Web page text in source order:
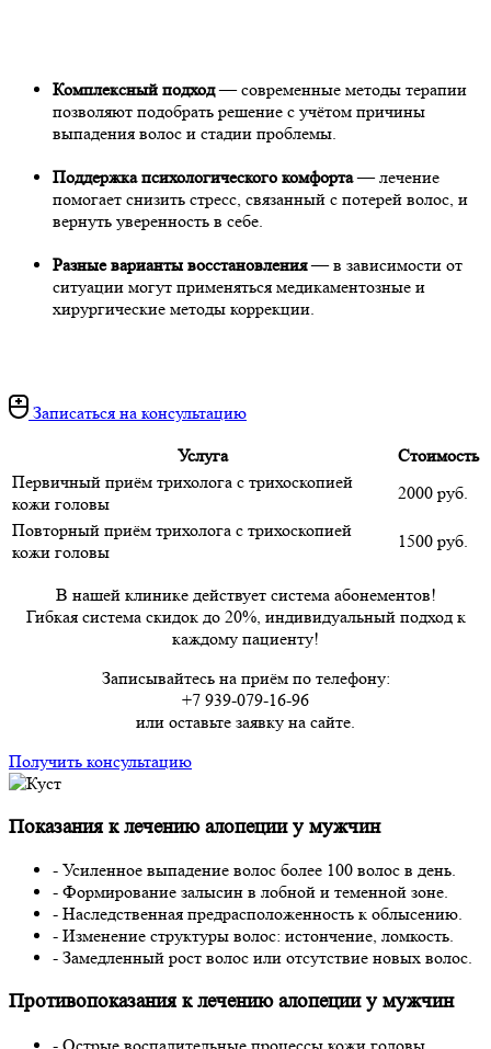
Комплексный подход— современные методы терапии
позволяют подобрать решение с учётом причины
выпадения волос и стадии проблемы.
Поддержка психологического комфорта— лечение
помогает снизить стресс, связанный с потерей волос, и
вернуть уверенность в себе.
Разные варианты восстановления— в зависимости от
ситуации могут применяться медикаментозные и
хирургические методы коррекции.
Записаться на консультацию
Услуга
Стоимость
Первичный приём трихолога с трихоскопией
кожи головы
2000 руб.
Повторный приём трихолога с трихоскопией
кожи головы
1500 руб.
В нашей клинике действует система абонементов!
Гибкая система скидок до 20%, индивидуальный подход к
каждому пациенту!
Записывайтесь на приём по телефону:
+7 939-079-16-96
или оставьте заявку на сайте.
Получить консультацию
Показания к лечению алопеции у мужчин
- Усиленное выпадение волос более 100 волос в день.
- Формирование залысин в лобной и теменной зоне.
- Наследственная предрасположенность к облысению.
- Изменение структуры волос: истончение, ломкость.
- Замедленный рост волос или отсутствие новых волос.
Противопоказания к лечению алопеции у мужчин
- Острые воспалительные процессы кожи головы.